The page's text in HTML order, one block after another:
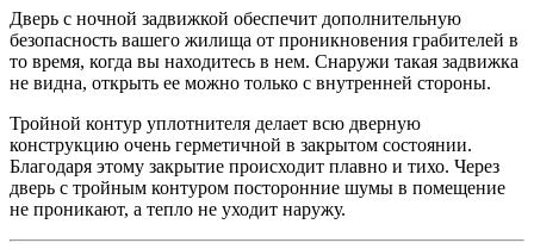
Дверь с ночной задвижкой обеспечит дополнительную
безопасность вашего жилища от проникновения грабителей в
то время, когда вы находитесь в нем. Снаружи такая задвижка
не видна, открыть ее можно только с внутренней стороны.
Тройной контур уплотнителя делает всю дверную
конструкцию очень герметичной в закрытом состоянии.
Благодаря этому закрытие происходит плавно и тихо. Через
дверь с тройным контуром посторонние шумы в помещение
не проникают, а тепло не уходит наружу.